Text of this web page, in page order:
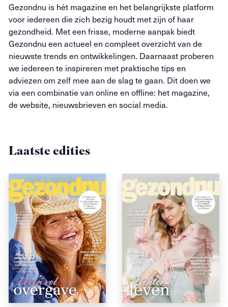
Gezondnu is hét magazine en het belangrijkste platform
voor iedereen die zich bezig houdt met zijn of haar
gezondheid. Met een frisse, moderne aanpak biedt
Gezondnu een actueel en compleet overzicht van de
nieuwste trends en ontwikkelingen. Daarnaast proberen
we iedereen te inspireren met praktische tips en
adviezen om zelf mee aan de slag te gaan. Dit doen we
via een combinatie van online en offline: het magazine,
de website, nieuwsbrieven en social media.
Laatste edities